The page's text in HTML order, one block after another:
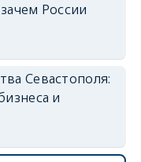
России
Севастополя:
и